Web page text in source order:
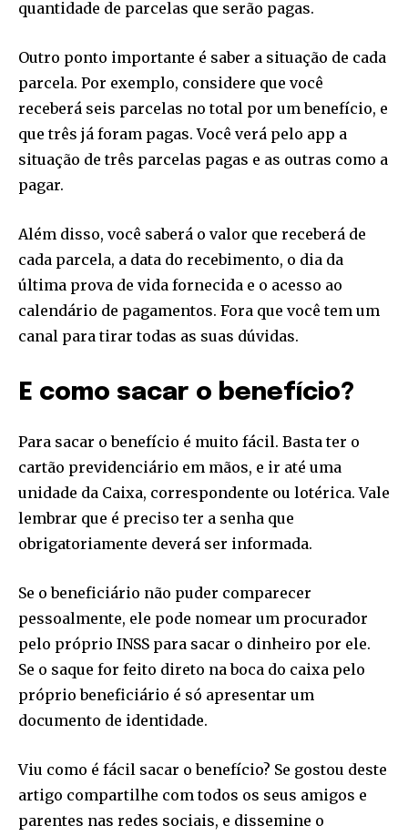
quantidade de parcelas que serão pagas.
Outro ponto importante é saber a situação de cada
parcela. Por exemplo, considere que você
receberá seis parcelas no total por um benefício, e
que três já foram pagas. Você verá pelo app a
situação de três parcelas pagas e as outras como a
pagar.
Além disso, você saberá o valor que receberá de
cada parcela, a data do recebimento, o dia da
última prova de vida fornecida e o acesso ao
calendário de pagamentos. Fora que você tem um
canal para tirar todas as suas dúvidas.
E como sacar o benefício?
Para sacar o benefício é muito fácil. Basta ter o
cartão previdenciário em mãos, e ir até uma
unidade da Caixa, correspondente ou lotérica. Vale
lembrar que é preciso ter a senha que
obrigatoriamente deverá ser informada.
Se o beneficiário não puder comparecer
pessoalmente, ele pode nomear um procurador
pelo próprio INSS para sacar o dinheiro por ele.
Se o saque for feito direto na boca do caixa pelo
próprio beneficiário é só apresentar um
documento de identidade.
Viu como é fácil sacar o benefício? Se gostou deste
artigo compartilhe com todos os seus amigos e
parentes nas redes sociais, e dissemine o